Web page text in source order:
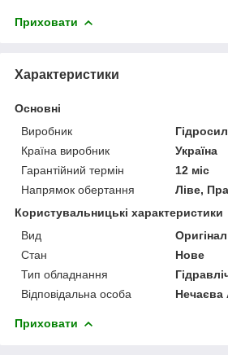
Приховати
Характеристики
Основні
Виробник
Країна виробник
Україна
Гарантійний термін
12 міс
Напрямок обертання
Ліве,
Користувальницькі характеристики
Вид
Оригінал
Стан
Нове
Тип обладнання
Відповідальна особа
Нечаєва
Приховати